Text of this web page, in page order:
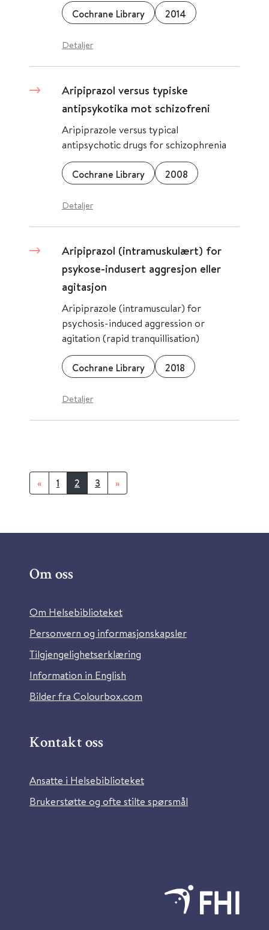
Cochrane Library 2014
Detaljer
Aripiprazol versus typiske
antipsykotika mot schizofreni
Aripiprazole versus typical
antipsychotic drugs for schizophrenia
Cochrane Library 2008
Detaljer
Aripiprazol (intramuskulært) for
psykose-indusert aggresjon eller
agitasjon
Aripiprazole (intramuscular) for
psychosis-induced aggression or
agitation (rapid tranquillisation)
Cochrane Library 2018
Detaljer
« 1 2 3 »
Om oss
Om Helsebiblioteket
Personvern og informasjonskapsler
Tilgjengelighetserklæring
Information in English
Bilder fra Colourbox.com
Kontakt oss
Ansatte i Helsebiblioteket
Brukerstøtte og ofte stilte spørsmål